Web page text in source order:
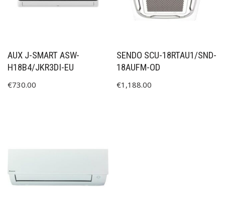
AUX J-SMART ASW-
H18B4/JKR3DI-EU
€730.00
SENDO SCU-18RTAU1/SND-
18AUFM-OD
€1,188.00